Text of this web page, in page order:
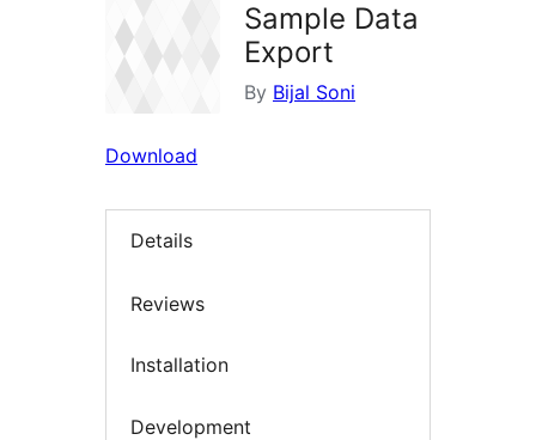
Sample Data
Export
By Bijal Soni
Download
Details
Reviews
Installation
Development